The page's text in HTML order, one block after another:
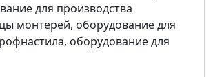
для производства
монтерей, оборудование для
оборудование для